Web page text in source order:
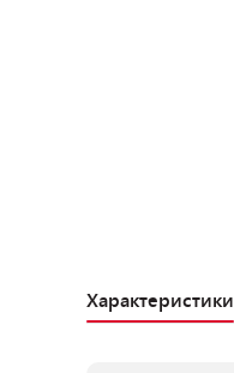
Характеристики